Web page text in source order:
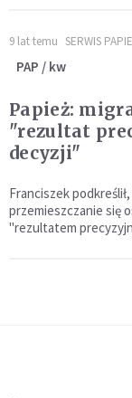
9 lat temu SERWIS
PAP / kw
Papież:
"rezultat
decyzji"
Franciszek
przemieszczanie się
"rezultatem